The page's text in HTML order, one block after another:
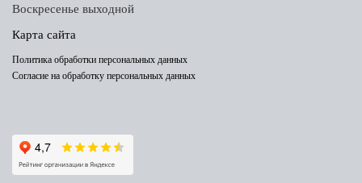
Воскресенье выходной
Карта сайта
Политика обработки персональных данных
Согласие на обработку персональных данных